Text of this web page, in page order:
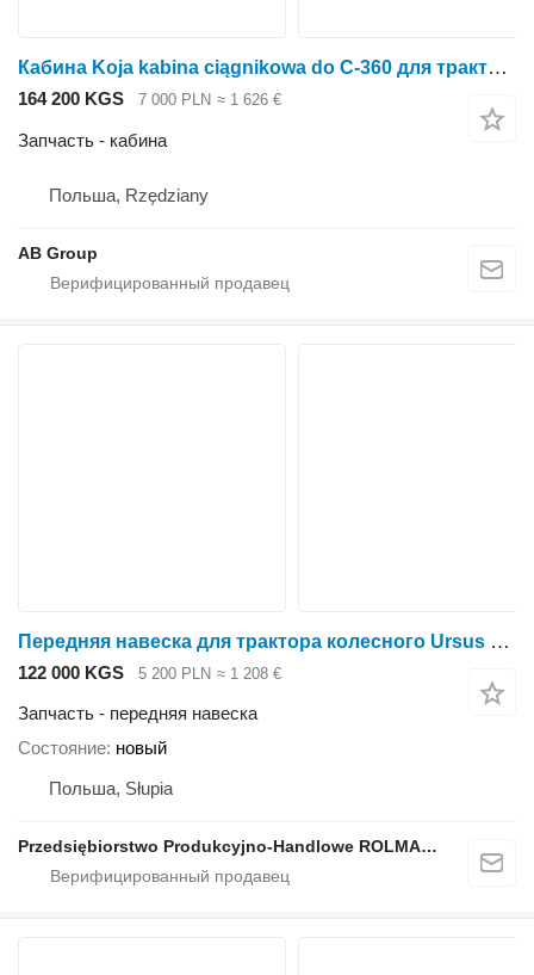
Кабина Koja kabina ciągnikowa do C-360 для трактора колесного Ursus C-360
164 200 KGS 7 000 PLN ≈ 1 626 €
Запчасть - кабина
Польша, Rzędziany
AB Group
Передняя навеска для трактора колесного Ursus C-4011, C-355, C-360
122 000 KGS 5 200 PLN ≈ 1 208 €
Запчасть - передняя навеска
Состояние новый
Польша, Słupia
Przedsiębiorstwo Produkcyjno-Handlowe ROLMAPOL Marcin Dziekan